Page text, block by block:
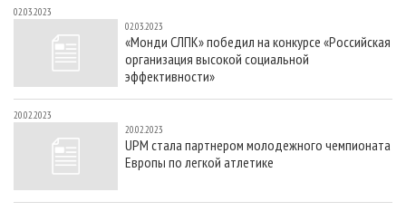
02.03.2023
02.03.2023
«Монди СЛПК» победил на конкурсе «Российская
организация высокой социальной
эффективности»
20.02.2023
20.02.2023
UPM стала партнером молодежного чемпионата
Европы по легкой атлетике